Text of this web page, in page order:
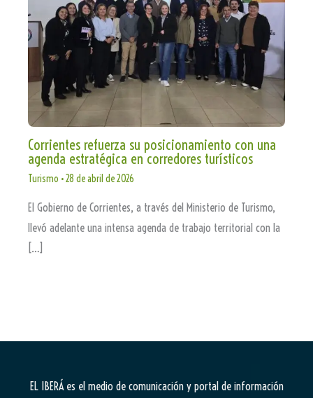
Corrientes refuerza su posicionamiento con una
agenda estratégica en corredores turísticos
Turismo •28 de abril de 2026
El Gobierno de Corrientes, a través del Ministerio de Turismo,
llevó adelante una intensa agenda de trabajo territorial con la
[…]
EL IBERÁes el medio de comunicación y portal de información